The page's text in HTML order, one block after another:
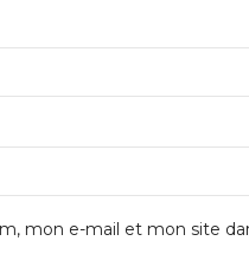
mon e-mail et mon site